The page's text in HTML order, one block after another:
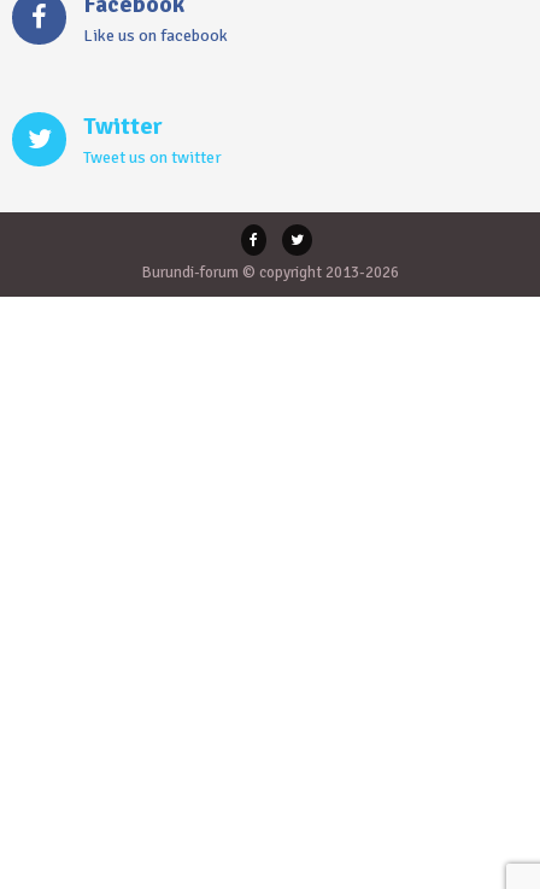
Like us on facebook
Twitter
Tweet us on twitter
Burundi-forum © copyright 2013-2026